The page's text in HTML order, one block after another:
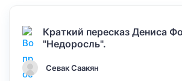
Краткий пересказ Дениса
"Недоросль".
Севак Саакян